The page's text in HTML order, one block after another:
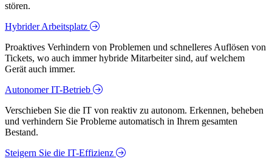
stören.
Hybrider Arbeitsplatz
Proaktives Verhindern von Problemen und schnelleres Auflösen von
Tickets, wo auch immer hybride Mitarbeiter sind, auf welchem
Gerät auch immer.
Autonomer IT-Betrieb
Verschieben Sie die IT von reaktiv zu autonom. Erkennen, beheben
und verhindern Sie Probleme automatisch in Ihrem gesamten
Bestand.
Steigern Sie die IT-Effizienz